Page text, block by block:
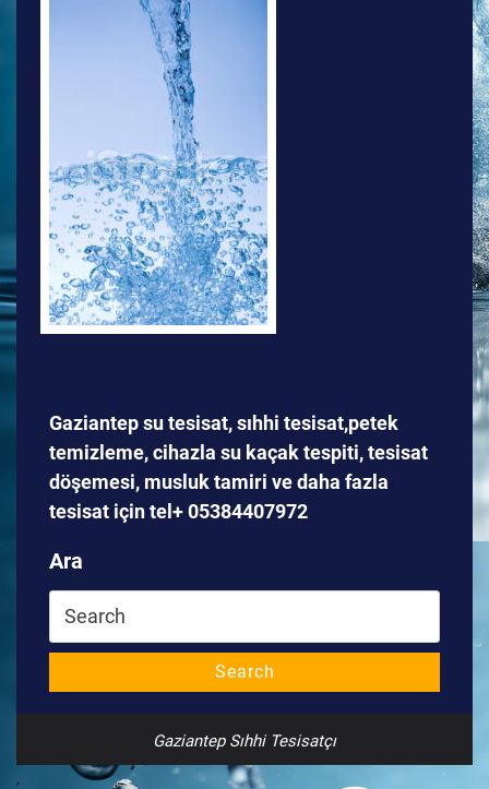
Gaziantep su tesisat, sıhhi tesisat,petek
temizleme, cihazla su kaçak tespiti, tesisat
döşemesi, musluk tamiri ve daha fazla
tesisat için tel+ 05384407972
Ara
Search
Search
Gaziantep Sıhhi Tesisatçı
,